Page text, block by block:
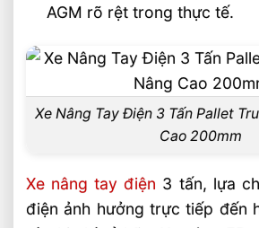
AGM rõ rệt trong thực tế.
Xe Nâng Tay Điện 3 Tấn Pallet
Cao 200mm
Xe nâng tay điện 3 tấn, lựa
điện ảnh hưởng trực tiếp đến